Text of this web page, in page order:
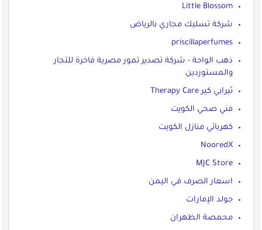
Little Blossom
شركة تسليك مجاري بالرياض
priscillaperfumes
ذهب الواحة - شركة تصدير تمور مصرية فاخرة للتجار
والمستوردين
ثيرابي كير Therapy Care
فني صحي الكويت
كهربائي منازل الكويت
NooredX
MJC Store
اسعار الصرف في اليمن
جولد الإمارات
محمصة الظهران